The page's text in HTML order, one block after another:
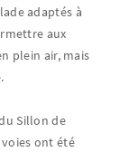
adaptés à
aux
plein air, mais
Sillon de
voies ont été